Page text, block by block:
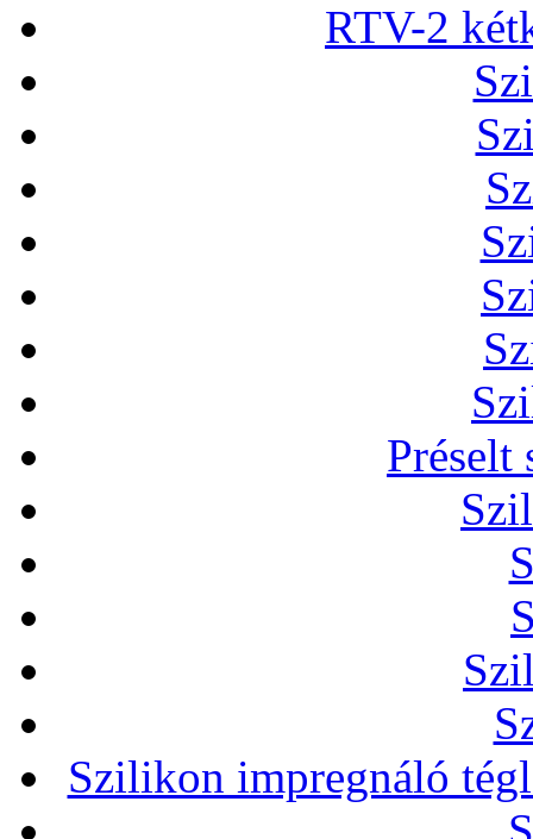
RTV-2
Préselt
Szilikon impregnáló